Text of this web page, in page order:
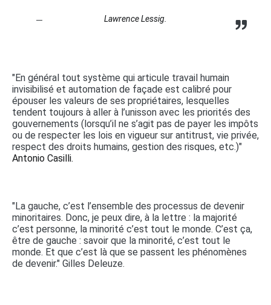
Lawrence Lessig.
"En général tout système qui articule travail humain
invisibilisé et automation de façade est calibré pour
épouser les valeurs de ses propriétaires, lesquelles
tendent toujours à aller à l’unisson avec les priorités des
gouvernements (lorsqu’il ne s’agit pas de payer les impôts
ou de respecter les lois en vigueur sur antitrust, vie privée,
respect des droits humains, gestion des risques, etc.)"
Antonio Casilli.
"La gauche, c’est l’ensemble des processus de devenir
minoritaires. Donc, je peux dire, à la lettre : la majorité
c’est personne, la minorité c’est tout le monde. C’est ça,
être de gauche : savoir que la minorité, c’est tout le
monde. Et que c’est là que se passent les phénomènes
de devenir." Gilles Deleuze.